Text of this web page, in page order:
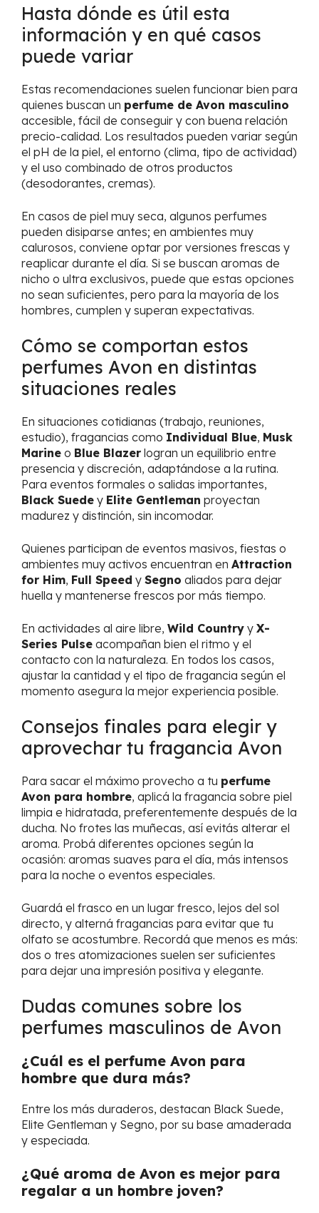
Hasta dónde es útil esta
información y en qué casos
puede variar
Estas recomendaciones suelen funcionar bien para
quienes buscan un perfume de Avon masculino
accesible, fácil de conseguir y con buena relación
precio-calidad. Los resultados pueden variar según
el pH de la piel, el entorno (clima, tipo de actividad)
y el uso combinado de otros productos
(desodorantes, cremas).
En casos de piel muy seca, algunos perfumes
pueden disiparse antes; en ambientes muy
calurosos, conviene optar por versiones frescas y
reaplicar durante el día. Si se buscan aromas de
nicho o ultra exclusivos, puede que estas opciones
no sean suficientes, pero para la mayoría de los
hombres, cumplen y superan expectativas.
Cómo se comportan estos
perfumes Avon en distintas
situaciones reales
En situaciones cotidianas (trabajo, reuniones,
estudio), fragancias como Individual Blue, Musk
Marine o Blue Blazer logran un equilibrio entre
presencia y discreción, adaptándose a la rutina.
Para eventos formales o salidas importantes,
Black Suede y Elite Gentleman proyectan
madurez y distinción, sin incomodar.
Quienes participan de eventos masivos, fiestas o
ambientes muy activos encuentran en Attraction
for Him, Full Speed y Segno aliados para dejar
huella y mantenerse frescos por más tiempo.
En actividades al aire libre, Wild Country y X-
Series Pulse acompañan bien el ritmo y el
contacto con la naturaleza. En todos los casos,
ajustar la cantidad y el tipo de fragancia según el
momento asegura la mejor experiencia posible.
Consejos finales para elegir y
aprovechar tu fragancia Avon
Para sacar el máximo provecho a tu perfume
Avon para hombre, aplicá la fragancia sobre piel
limpia e hidratada, preferentemente después de la
ducha. No frotes las muñecas, así evitás alterar el
aroma. Probá diferentes opciones según la
ocasión: aromas suaves para el día, más intensos
para la noche o eventos especiales.
Guardá el frasco en un lugar fresco, lejos del sol
directo, y alterná fragancias para evitar que tu
olfato se acostumbre. Recordá que menos es más:
dos o tres atomizaciones suelen ser suficientes
para dejar una impresión positiva y elegante.
Dudas comunes sobre los
perfumes masculinos de Avon
¿Cuál es el perfume Avon para
hombre que dura más?
Entre los más duraderos, destacan Black Suede,
Elite Gentleman y Segno, por su base amaderada
y especiada.
¿Qué aroma de Avon es mejor para
regalar a un hombre joven?